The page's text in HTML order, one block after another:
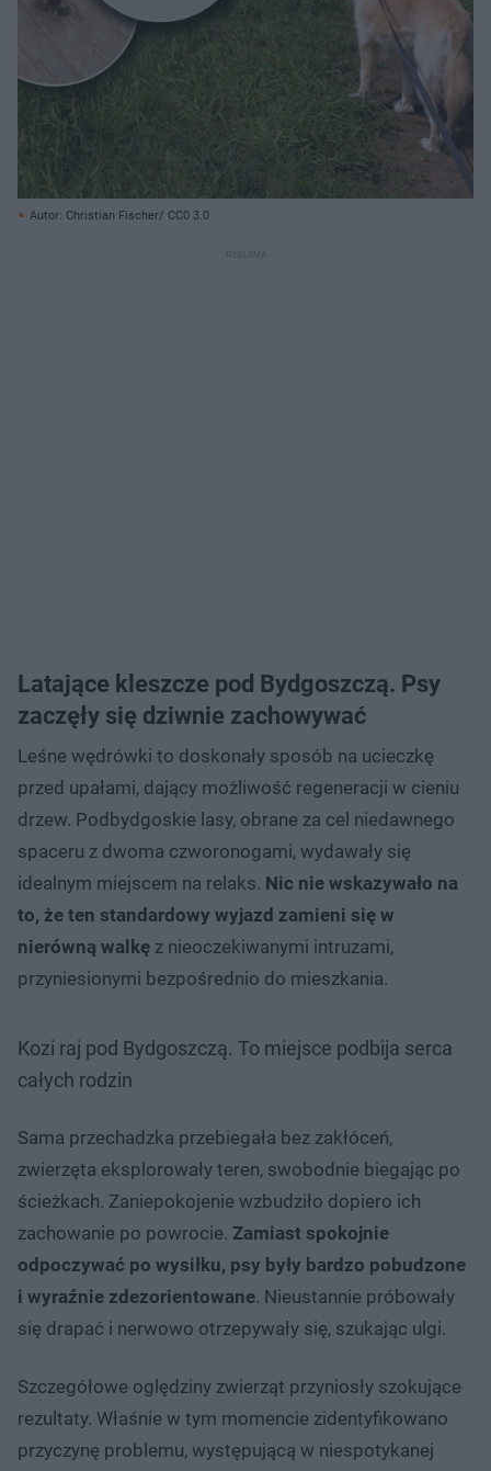
Autor: Christian Fischer/ CC0 3.0
Latające kleszcze pod Bydgoszczą. Psy
zaczęły się dziwnie zachowywać
Leśne wędrówki to doskonały sposób na ucieczkę
przed upałami, dający możliwość regeneracji w cieniu
drzew. Podbydgoskie lasy, obrane za cel niedawnego
spaceru z dwoma czworonogami, wydawały się
idealnym miejscem na relaks. Nic nie wskazywało na
to, że ten standardowy wyjazd zamieni się w
nierówną walkę z nieoczekiwanymi intruzami,
przyniesionymi bezpośrednio do mieszkania.
Kozi raj pod Bydgoszczą. To miejsce podbija serca
całych rodzin
Sama przechadzka przebiegała bez zakłóceń,
zwierzęta eksplorowały teren, swobodnie biegając po
ścieżkach. Zaniepokojenie wzbudziło dopiero ich
zachowanie po powrocie. Zamiast spokojnie
odpoczywać po wysiłku, psy były bardzo pobudzone
i wyraźnie zdezorientowane. Nieustannie próbowały
się drapać i nerwowo otrzepywały się, szukając ulgi.
Szczegółowe oględziny zwierząt przyniosły szokujące
rezultaty. Właśnie w tym momencie zidentyfikowano
przyczynę problemu, występującą w niespotykanej